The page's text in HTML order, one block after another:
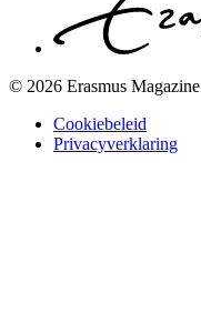
© 2026 Erasmus Magazine
Cookiebeleid
Privacyverklaring